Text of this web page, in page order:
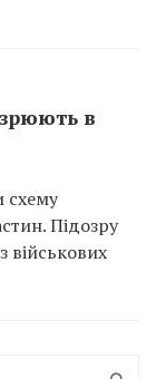
в
схему
Підозру
військових